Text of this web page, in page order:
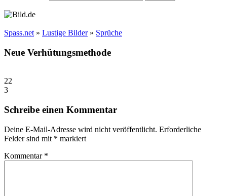
Spass.net » Lustige Bilder» Sprüche
Neue Verhütungsmethode
22
3
Schreibe einen Kommentar
Deine E-Mail-Adresse wird nicht veröffentlicht. Erforderliche
Felder sind mit * markiert
Kommentar *